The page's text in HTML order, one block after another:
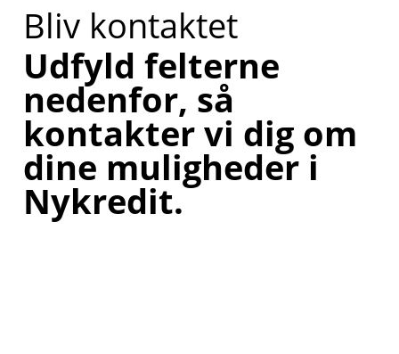
Bliv kontaktet
Udfyld felterne
nedenfor, så
kontakter vi dig om
dine muligheder i
Nykredit.